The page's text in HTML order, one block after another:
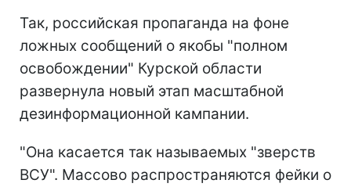
Так, российская пропаганда на фоне
ложных сообщений о якобы "полном
освобождении" Курской области
развернула новый этап масштабной
дезинформационной кампании.
"Она касается так называемых "зверств
ВСУ". Массово распространяются фейки о